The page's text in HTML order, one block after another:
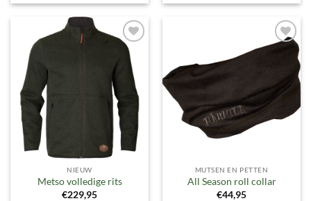
Toevoegen
verlanglijst
NIEUW
Metso volledige rits
€229,95
Toevoegen
MUTSEN EN PETTEN
All Season roll collar
€44,95